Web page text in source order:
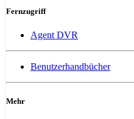
Fernzugriff
Agent DVR
Benutzerhandbücher
Mehr